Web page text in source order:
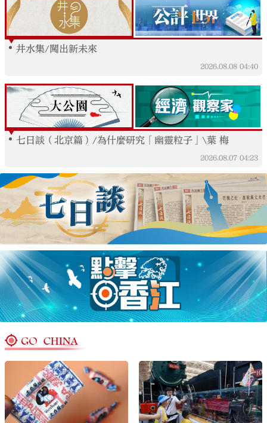
井水集/闖出新未來
2026.08.08 04:40
七日談（北京篇）/為什麼研究「幽靈粒子」\葉 梅
2026.08.07 04:23